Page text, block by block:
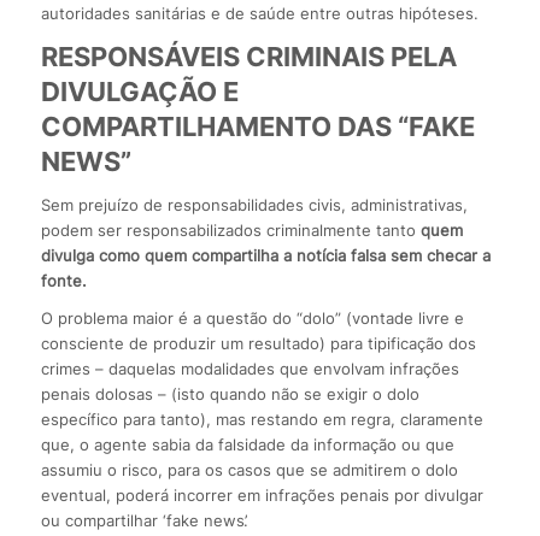
autoridades sanitárias e de saúde entre outras hipóteses.
RESPONSÁVEIS CRIMINAIS PELA
DIVULGAÇÃO E
COMPARTILHAMENTO DAS “FAKE
NEWS”
Sem prejuízo de responsabilidades civis, administrativas,
podem ser responsabilizados criminalmente tanto quem
divulga como quem compartilha a notícia falsa sem checar a
fonte.
O problema maior é a questão do “dolo” (vontade livre e
consciente de produzir um resultado) para tipificação dos
crimes – daquelas modalidades que envolvam infrações
penais dolosas – (isto quando não se exigir o dolo
específico para tanto), mas restando em regra, claramente
que, o agente sabia da falsidade da informação ou que
assumiu o risco, para os casos que se admitirem o dolo
eventual, poderá incorrer em infrações penais por divulgar
ou compartilhar ‘fake news’.